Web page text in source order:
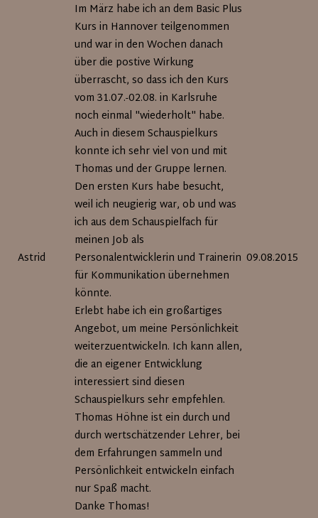
Astrid
Im März habe ich an dem Basic Plus
Kurs in Hannover teilgenommen
und war in den Wochen danach
über die postive Wirkung
überrascht, so dass ich den Kurs
vom 31.07.-02.08. in Karlsruhe
noch einmal "wiederholt" habe.
Auch in diesem Schauspielkurs
konnte ich sehr viel von und mit
Thomas und der Gruppe lernen.
Den ersten Kurs habe besucht,
weil ich neugierig war, ob und was
ich aus dem Schauspielfach für
meinen Job als
Personalentwicklerin und Trainerin
für Kommunikation übernehmen
könnte.
Erlebt habe ich ein großartiges
Angebot, um meine Persönlichkeit
weiterzuentwickeln. Ich kann allen,
die an eigener Entwicklung
interessiert sind diesen
Schauspielkurs sehr empfehlen.
Thomas Höhne ist ein durch und
durch wertschätzender Lehrer, bei
dem Erfahrungen sammeln und
Persönlichkeit entwickeln einfach
nur Spaß macht.
Danke Thomas!
09.08.2015